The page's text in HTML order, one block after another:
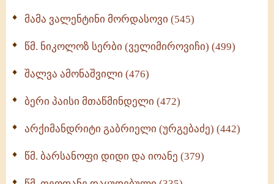
მამა ვალენტინი მორდასოვი (545)
წმ. ნიკოლოზ სერბი (ველიმიროვიჩი) (499)
შალვა ამონაშვილი (476)
ბერი პაისი მთაწმინდელი (472)
არქიმანდრიტი გაბრიელი (ურგებაძე) (442)
წმ. ბარსანოფი დიდი და იოანე (379)